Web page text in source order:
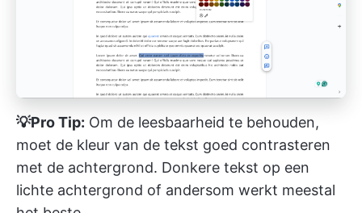
💡Pro Tip: Om de leesbaarheid te behouden,
moet de kleur van de tekst goed contrasteren
met de achtergrond. Donkere tekst op een
lichte achtergrond of andersom werkt meestal